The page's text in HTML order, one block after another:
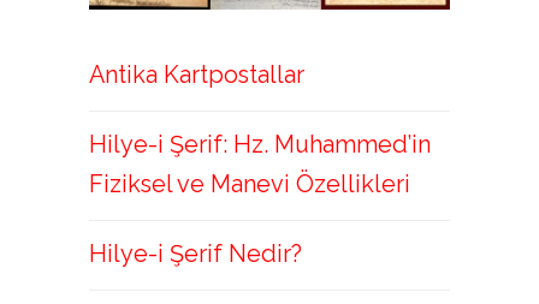
Antika Kartpostallar
Hilye-i Şerif: Hz. Muhammed’in
Fiziksel ve Manevi Özellikleri
Hilye-i Şerif Nedir?